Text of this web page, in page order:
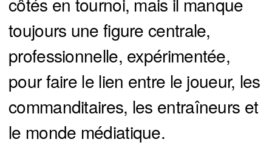
toujours une figure centrale,
professionnelle, expérimentée,
pour faire le lien entre le joueur, les
commanditaires, les entraîneurs et
le monde médiatique.